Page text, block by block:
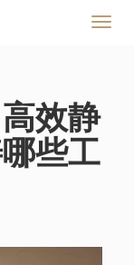
切
效静
些工